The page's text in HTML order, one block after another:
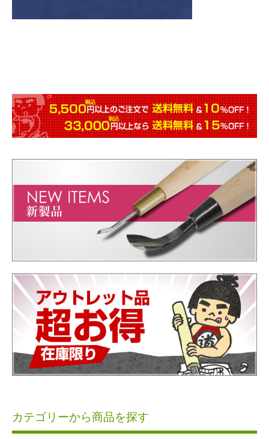
カテゴリーから商品を探す